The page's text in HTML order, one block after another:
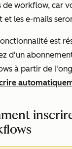
de workflow, car
et les e-mails
est
d'un
à partir de